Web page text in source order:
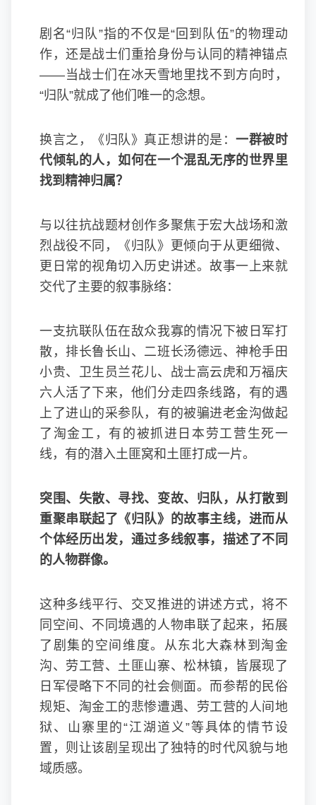
剧名“归队”指的不仅是“回到队伍”的物理动
作，还是战士们重拾身份与认同的精神锚点
——当战士们在冰天雪地里找不到方向时，
“归队”就成了他们唯一的念想。
换言之，《归队》真正想讲的是：一群被时
代倾轧的人，如何在一个混乱无序的世界里
找到精神归属？
与以往抗战题材创作多聚焦于宏大战场和激
烈战役不同，《归队》更倾向于从更细微、
更日常的视角切入历史讲述。故事一上来就
交代了主要的叙事脉络：
一支抗联队伍在敌众我寡的情况下被日军打
散，排长鲁长山、二班长汤德远、神枪手田
小贵、卫生员兰花儿、战士高云虎和万福庆
六人活了下来，他们分走四条线路，有的遇
上了进山的采参队，有的被骗进老金沟做起
了淘金工，有的被抓进日本劳工营生死一
线，有的潜入土匪窝和土匪打成一片。
突围、失散、寻找、变故、归队，从打散到
重聚串联起了 《归队》的故事主线， 进而从
个体经历出发， 通过多线叙事， 描述了不同
的人物群像。
这种多线平行、交叉推进的讲述方式，将不
同空间、不同境遇的人物串联了起来，拓展
了剧集的空间维度。从东北大森林到淘金
沟、劳工营、土匪山寨、松林镇，皆展现了
日军侵略下不同的社会侧面。而参帮的民俗
规矩、淘金工的悲惨遭遇、劳工营的人间地
狱、山寨里的“江湖道义”等具体的情节设
置，则让该剧呈现出了独特的时代风貌与地
域质感。